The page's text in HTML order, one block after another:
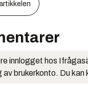
innlogget hos
brukerkonto. Du kan